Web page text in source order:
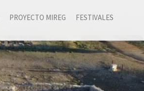
PROYECTO MIREG FESTIVALES